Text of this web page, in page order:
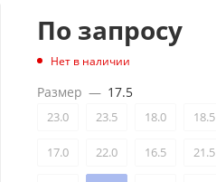
По запросу
Нет в наличии
Размер — 17.5
23.0 23.5 18.0 18.5
17.0 22.0 16.5 21.5